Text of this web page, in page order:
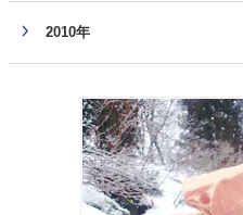
2010年